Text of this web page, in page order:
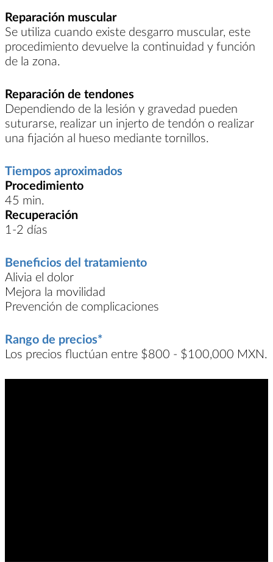
Reparación muscular
Se utiliza cuando existe desgarro muscular, este
procedimiento devuelve la continuidad y función
de la zona.
Reparación de tendones
Dependiendo de la lesión y gravedad pueden
suturarse, realizar un injerto de tendón o realizar
una fijación al hueso mediante tornillos.
Tiempos aproximados
Procedimiento
45 min.
Recuperación
1-2 días
Beneficios del tratamiento
Alivia el dolor
Mejora la movilidad
Prevención de complicaciones
Rango de precios*
Los precios fluctúan entre $800 - $100,000 MXN.